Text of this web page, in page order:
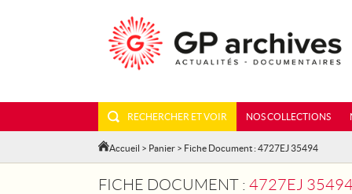
RECHERCHER ET VOIR NOS COLLECTIONS
Accueil > Panier > Fiche Document : 4727EJ 35494
FICHE DOCUMENT : 4727EJ 35494